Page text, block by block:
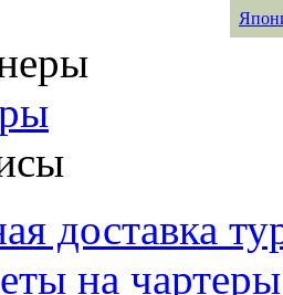
доставка
на чартеры